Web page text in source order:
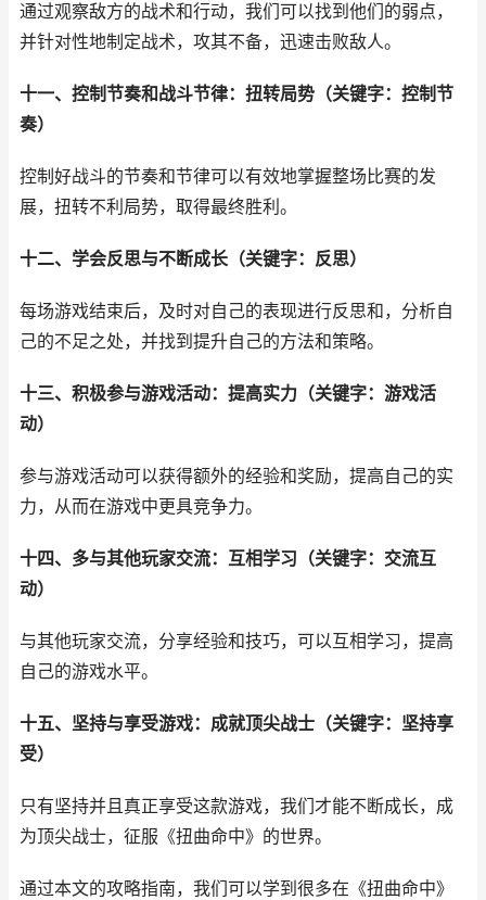
通过观察敌方的战术和行动，我们可以找到他们的弱点，
并针对性地制定战术，攻其不备，迅速击败敌人。
十一、控制节奏和战斗节律：扭转局势（关键字：控制节
奏）
控制好战斗的节奏和节律可以有效地掌握整场比赛的发
展，扭转不利局势，取得最终胜利。
十二、学会反思与不断成长（关键字：反思）
每场游戏结束后，及时对自己的表现进行反思和，分析自
己的不足之处，并找到提升自己的方法和策略。
十三、积极参与游戏活动：提高实力（关键字：游戏活
动）
参与游戏活动可以获得额外的经验和奖励，提高自己的实
力，从而在游戏中更具竞争力。
十四、多与其他玩家交流：互相学习（关键字：交流互
动）
与其他玩家交流，分享经验和技巧，可以互相学习，提高
自己的游戏水平。
十五、坚持与享受游戏：成就顶尖战士（关键字：坚持享
受）
只有坚持并且真正享受这款游戏，我们才能不断成长，成
为顶尖战士，征服《扭曲命中》的世界。
通过本文的攻略指南，我们可以学到很多在《扭曲命中》